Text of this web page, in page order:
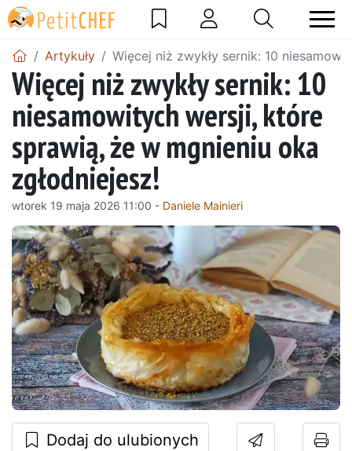
Artykuły Więcej niż zwykły sernik: 10
Więcej niż zwykły sernik: 10
niesamowitych wersji, które
sprawią, że w mgnieniu oka
zgłodniejesz!
wtorek 19 maja 2026 11:00 - Daniele Mainieri
Dodaj do ulubionych